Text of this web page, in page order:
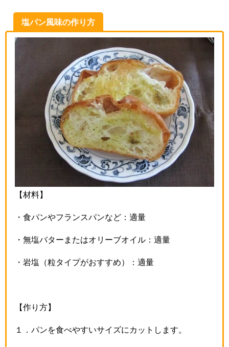
塩パン風味の作り方
【材料】
・食パンやフランスパンなど：適量
・無塩バターまたはオリーブオイル：適量
・岩塩（粒タイプがおすすめ）：適量
【作り方】
１．パンを食べやすいサイズにカットします。